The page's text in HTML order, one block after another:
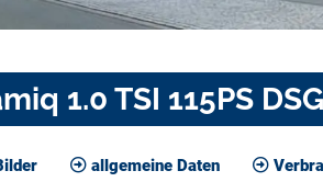
1.0 TSI 115PS
allgemeine Daten